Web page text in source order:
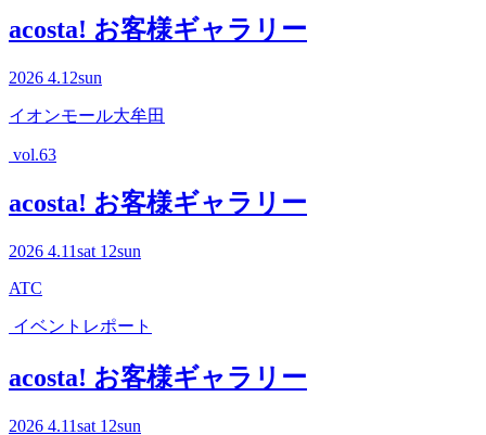
acosta! お客様ギャラリー
2026 4.12sun
イオンモール大牟田
vol.63
acosta! お客様ギャラリー
2026 4.11sat 12sun
ATC
イベントレポート
acosta! お客様ギャラリー
2026 4.11sat 12sun